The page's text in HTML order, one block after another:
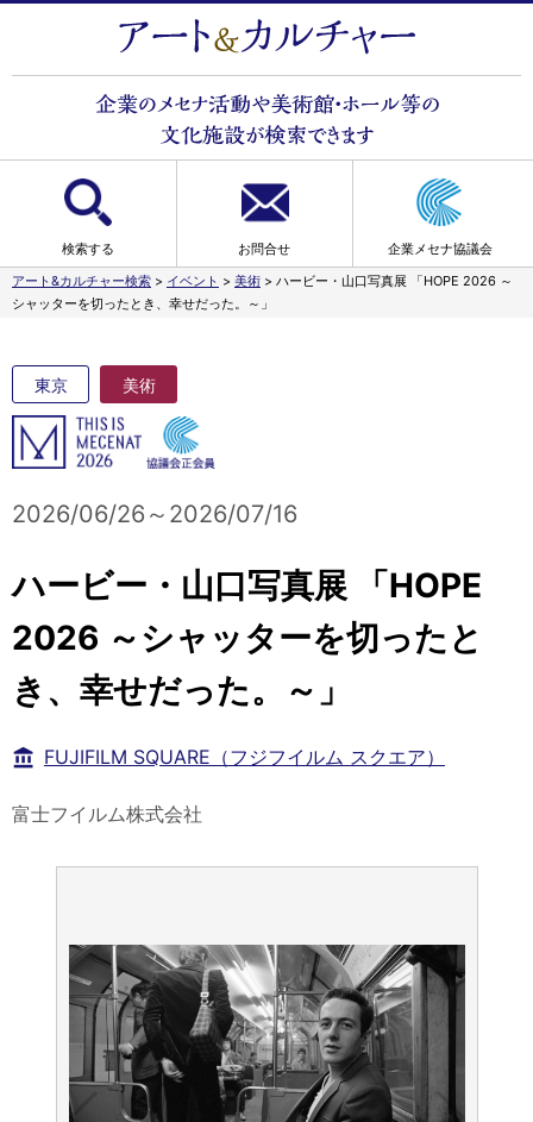
検索する お問合せ
企業メセナ協議会
アート&カルチャー検索 > イベント > 美術 > ハービー・山口写真展 「HOPE 2026 ～
シャッターを切ったとき、幸せだった。～」
東京 美術
2026/06/26～2026/07/16
ハービー・山口写真展 「HOPE
2026 ～シャッターを切ったと
き、幸せだった。～」
FUJIFILM SQUARE（フジフイルム スクエア）
富士フイルム株式会社